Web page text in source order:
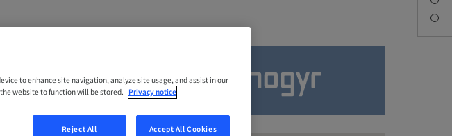
to enhance site navigation, analyze site usage, and assist in our
website to function will be stored. Privacy notice
Reject All Accept All Cookies